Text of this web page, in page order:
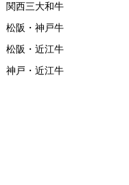
関西三大和牛
松阪・神戸牛
松阪・近江牛
神戸・近江牛